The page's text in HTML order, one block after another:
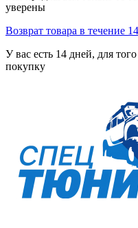
уверены
Возврат товара в течение
У вас есть 14 дней, для
покупку